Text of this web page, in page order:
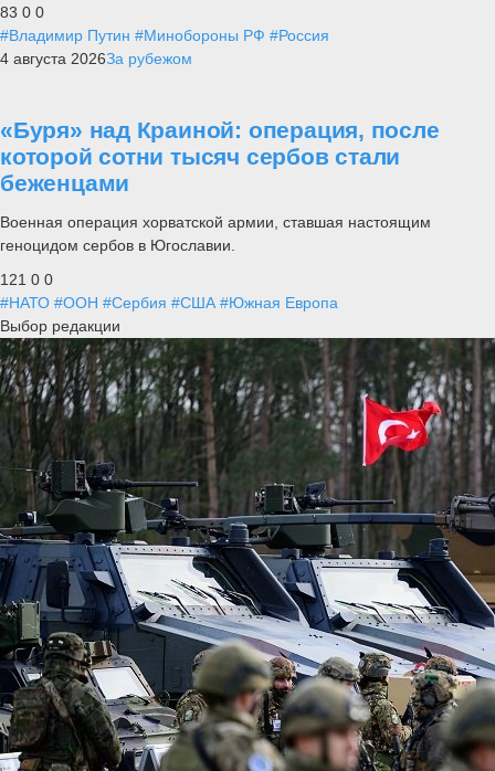
83 0 0
#Владимир Путин #Минобороны РФ #Россия
4 августа 2026За рубежом
«Буря» над Краиной: операция, после
которой сотни тысяч сербов стали
беженцами
Военная операция хорватской армии, ставшая настоящим
геноцидом сербов в Югославии.
121 0 0
#НАТО #ООН #Сербия #США #Южная Европа
Выбор редакции